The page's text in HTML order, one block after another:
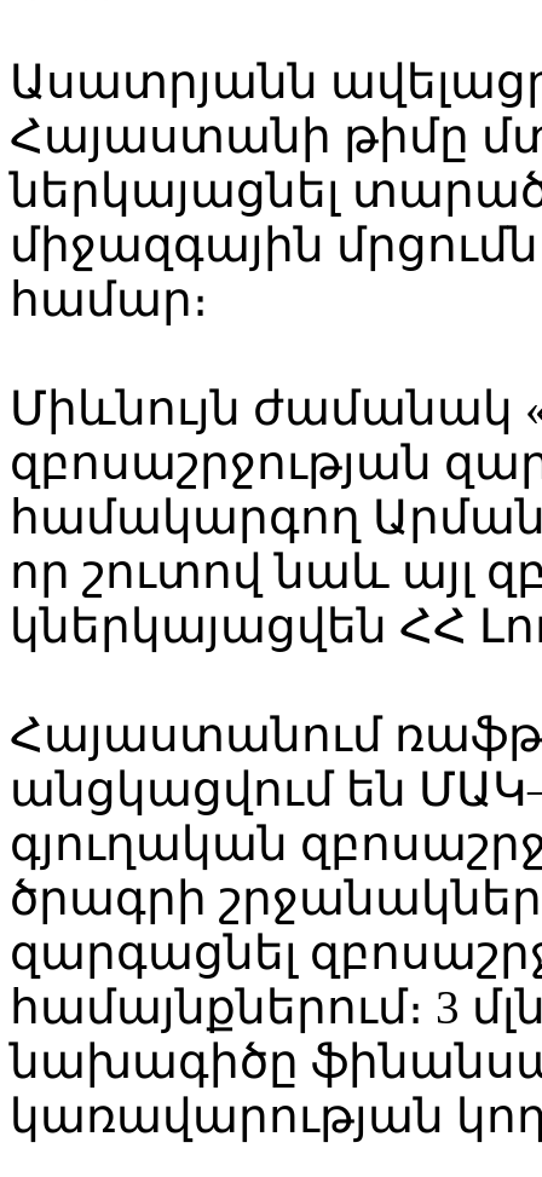
Ասատրյանն
Հայաստանի թիմը
ներկայացնել
միջազգային
համար։
Միևնույն ժամանակ
զբոսաշրջության
համակարգող Արման
որ շուտով նաև այլ
կներկայացվեն ՀՀ
Հայաստանում
անցկացվում են
գյուղական
ծրագրի
զարգացնել
համայնքներում։ 3
նախագիծը
կառավարության